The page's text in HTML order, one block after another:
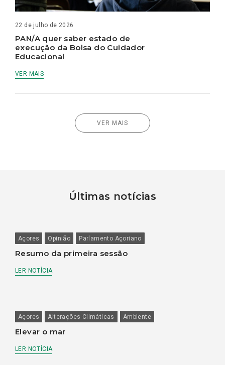
22 de julho de 2026
PAN/A quer saber estado de
execução da Bolsa do Cuidador
Educacional
VER MAIS
VER MAIS
Últimas notícias
Açores Opinião Parlamento Açoriano
Resumo da primeira sessão
LER NOTÍCIA
Açores Alterações Climáticas Ambiente
Elevar o mar
LER NOTÍCIA